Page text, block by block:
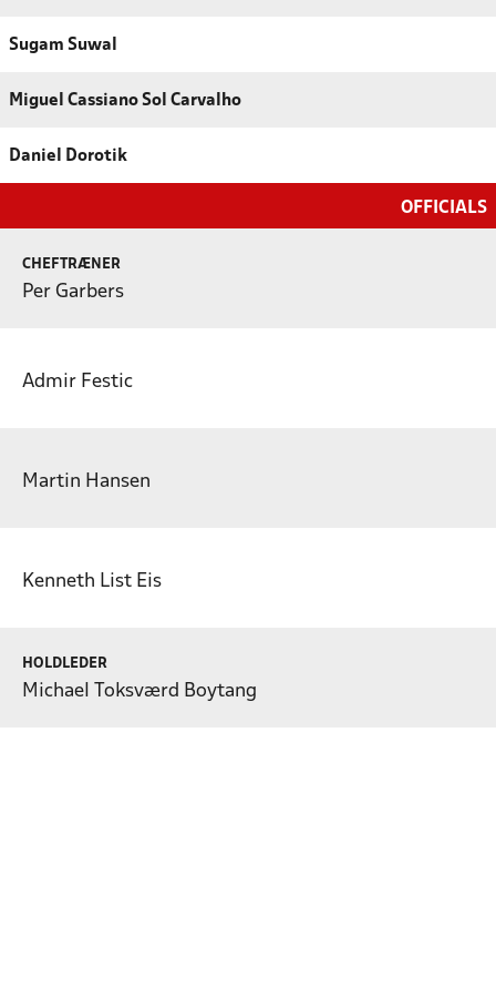
Sugam Suwal
Miguel Cassiano Sol Carvalho
Daniel Dorotik
OFFICIALS
CHEFTRÆNER
Per Garbers
Admir Festic
Martin Hansen
Kenneth List Eis
HOLDLEDER
Michael Toksværd Boytang